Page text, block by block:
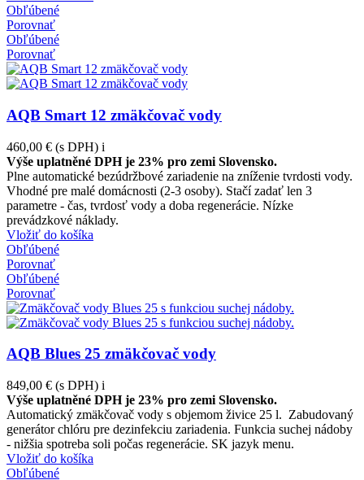
Obľúbené
Porovnať
Obľúbené
Porovnať
AQB Smart 12 zmäkčovač vody
460,00 € (s DPH) i
Výše uplatněné DPH je 23% pro zemi Slovensko.
Plne automatické bezúdržbové zariadenie na zníženie tvrdosti vody.
Vhodné pre malé domácnosti (2-3 osoby). Stačí zadať len 3
parametre - čas, tvrdosť vody a doba regenerácie. Nízke
prevádzkové náklady.
Vložiť do košíka
Obľúbené
Porovnať
Obľúbené
Porovnať
AQB Blues 25 zmäkčovač vody
849,00 € (s DPH) i
Výše uplatněné DPH je 23% pro zemi Slovensko.
Automatický zmäkčovač vody s objemom živice 25 l. Zabudovaný
generátor chlóru pre dezinfekciu zariadenia. Funkcia suchej nádoby
- nižšia spotreba soli počas regenerácie. SK jazyk menu.
Vložiť do košíka
Obľúbené